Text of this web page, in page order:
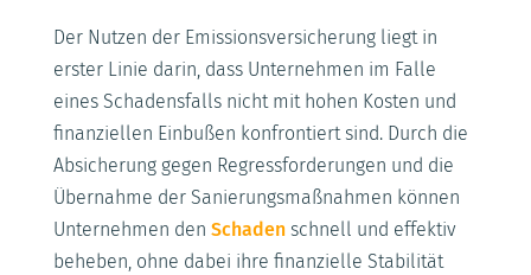
Der Nutzen der Emissionsversicherung liegt in
erster Linie darin, dass Unternehmen im Falle
eines Schadensfalls nicht mit hohen Kosten und
finanziellen Einbußen konfrontiert sind. Durch die
Absicherung gegen Regressforderungen und die
Übernahme der Sanierungsmaßnahmen können
Unternehmen den Schadenschnell und effektiv
beheben, ohne dabei ihre finanzielle Stabilität